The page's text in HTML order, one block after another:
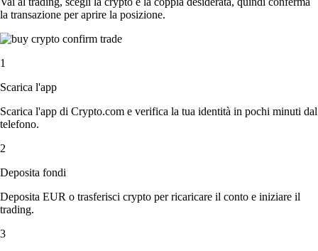
la transazione per aprire la posizione.
1
Scarica l'app
Scarica l'app di Crypto.com e verifica la tua identità in pochi minuti dal
telefono.
2
Deposita fondi
Deposita EUR o trasferisci crypto per ricaricare il conto e iniziare il
trading.
3